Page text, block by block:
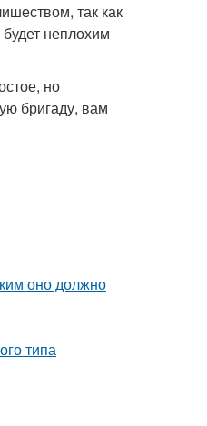
так как
неплохим
но
бригаду, вам
оно должно
типа